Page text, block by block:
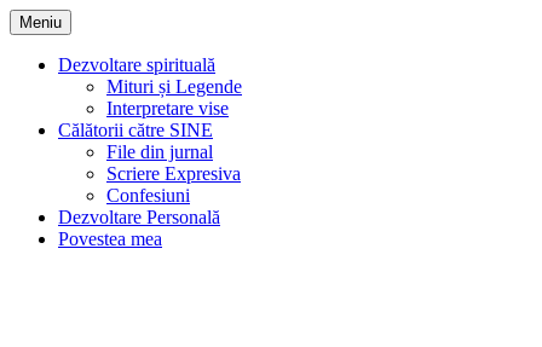
Sari
la
conținut
Meniu
Dezvoltare spirituală
Mituri și Legende
Interpretare vise
Călătorii către SINE
File din jurnal
Scriere Expresiva
Confesiuni
Dezvoltare Personală
Povestea mea